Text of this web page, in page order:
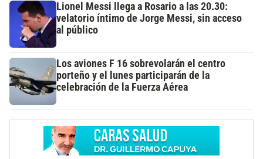
Lionel Messi llega a Rosario a las 20.30:
velatorio íntimo de Jorge Messi, sin acceso
al público
Los aviones F 16 sobrevolarán el centro
porteño y el lunes participarán de la
celebración de la Fuerza Aérea